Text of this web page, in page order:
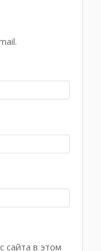
сайта в этом